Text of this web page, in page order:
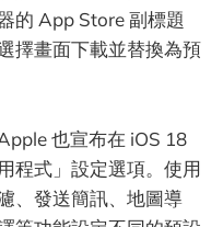
的 App Store 副標題
擇畫面下載並替換為預
也宣布在 iOS 18
程式」設定選項。使用
、發送簡訊、地圖導